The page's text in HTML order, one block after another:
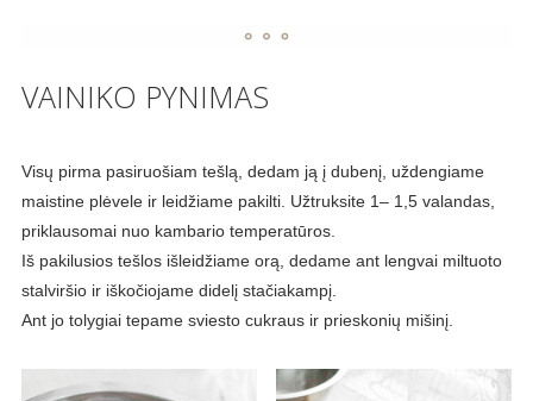
VAINIKO PYNIMAS
Visų pirma pasiruošiam tešlą, dedam ją į dubenį, uždengiame
maistine plėvele ir leidžiame pakilti. Užtruksite 1– 1,5 valandas,
priklausomai nuo kambario temperatūros.
Iš pakilusios tešlos išleidžiame orą, dedame ant lengvai miltuoto
stalviršio ir iškočiojame didelį stačiakampį.
Ant jo tolygiai tepame sviesto cukraus ir prieskonių mišinį.